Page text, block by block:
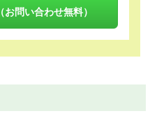
（お問い合わせ無料）